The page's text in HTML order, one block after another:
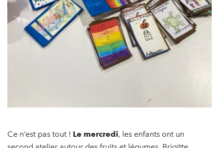
Ce n’est pas tout ! Le mercredi, les enfants ont un